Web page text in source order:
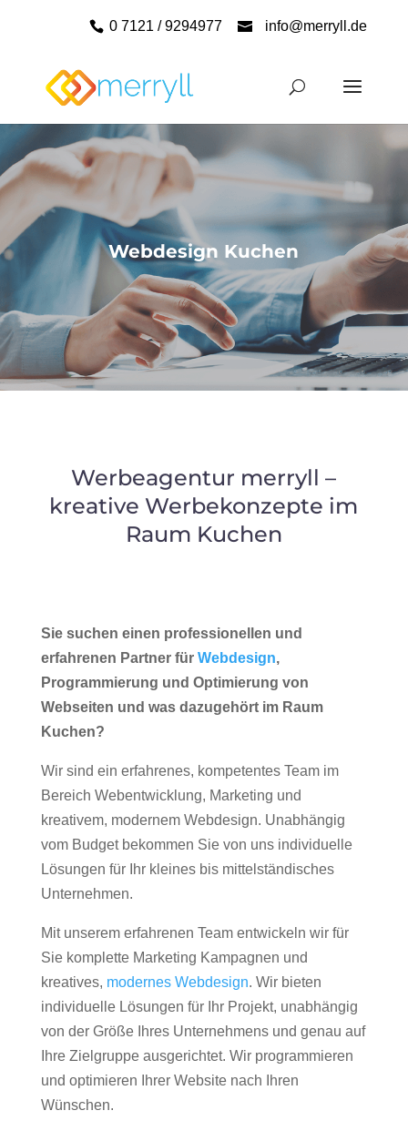
0 7121 / 9294977 info@merryll.de
Webdesign Kuchen
Werbeagentur merryll –
kreative Werbekonzepte im
Raum Kuchen
Sie suchen einen professionellen und
erfahrenen Partner für Webdesign,
Programmierung und Optimierung von
Webseiten und was dazugehört im Raum
Kuchen?
Wir sind ein erfahrenes, kompetentes Team im
Bereich Webentwicklung, Marketing und
kreativem, modernem Webdesign. Unabhängig
vom Budget bekommen Sie von uns individuelle
Lösungen für Ihr kleines bis mittelständisches
Unternehmen.
Mit unserem erfahrenen Team entwickeln wir für
Sie komplette Marketing Kampagnen und
kreatives, modernes Webdesign. Wir bieten
individuelle Lösungen für Ihr Projekt, unabhängig
von der Größe Ihres Unternehmens und genau auf
Ihre Zielgruppe ausgerichtet. Wir programmieren
und optimieren Ihrer Website nach Ihren
Wünschen.